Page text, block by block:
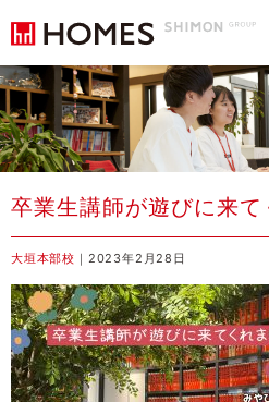
卒業生講師が遊びに来て
大垣本部校 ｜2023年2月28日